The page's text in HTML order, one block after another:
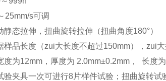
25mm/s可调
态拉伸，扭曲旋转拉伸（扭曲角度180°）
样品长度（zui大长度不超过150mm），zui大
度为12mm，厚度为 2.0mm±0.2mm， 长度
验夹具一次可进行8片样件试验；扭曲旋转试